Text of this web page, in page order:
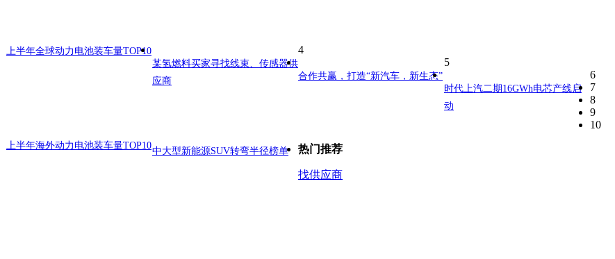
上半年全球动力电池装车量TOP10
4
某氢燃料买家寻找线束、传感器供
应商
5
合作共赢，打造“新汽车，新生态” 6
时代上汽二期16GWh电芯产线启
动
7
8
9
上半年海外动力电池装车量TOP10
10
中大型新能源SUV转弯半径榜单 热门推荐
找供应商